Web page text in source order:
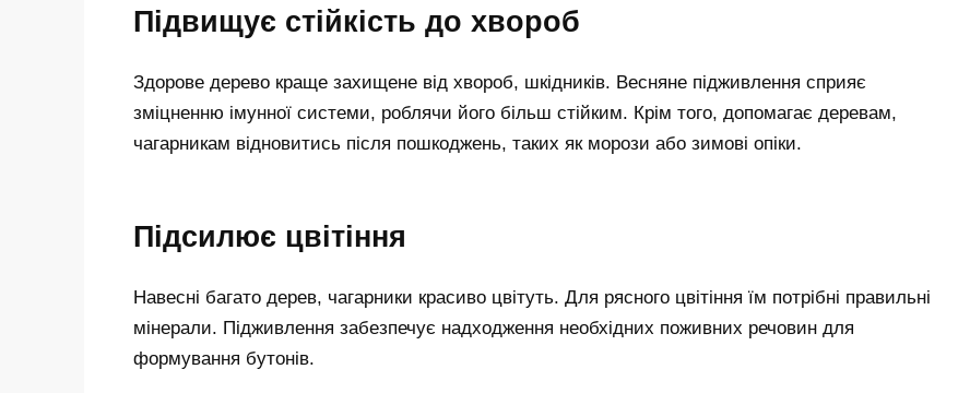
Підвищує стійкість до хвороб
Здорове дерево краще захищене від хвороб, шкідників. Весняне підживлення сприяє
зміцненню імунної системи, роблячи його більш стійким. Крім того, допомагає деревам,
чагарникам відновитись після пошкоджень, таких як морози або зимові опіки.
Підсилює цвітіння
Навесні багато дерев, чагарники красиво цвітуть. Для рясного цвітіння їм потрібні правильні
мінерали. Підживлення забезпечує надходження необхідних поживних речовин для
формування бутонів.